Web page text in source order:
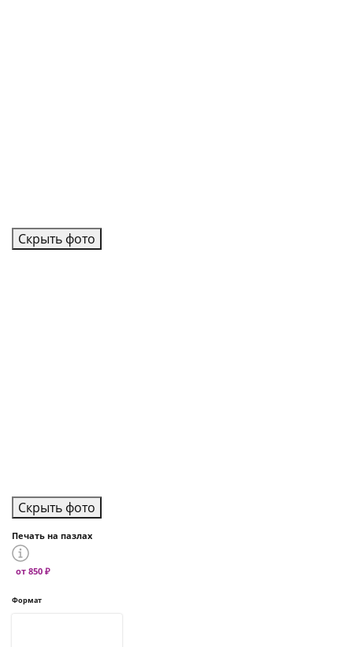
Скрыть фото
Скрыть фото
Печать на пазлах
от 850 ₽
Формат